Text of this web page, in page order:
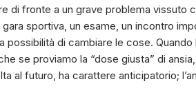
fronte a un grave problema vissuto
sportiva, un esame, un incontro
di cambiare le cose. Quando
se proviamo la “dose giusta” di
al futuro, ha carattere anticipatorio;